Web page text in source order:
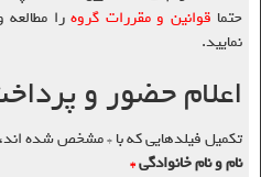
حتما قوانین و مقررات گروهرا مطالعه
نمایید.
اعلام حضور و
تکمیل فیلدهایی که با * مشخص شده
نام و نام خانوادگی*